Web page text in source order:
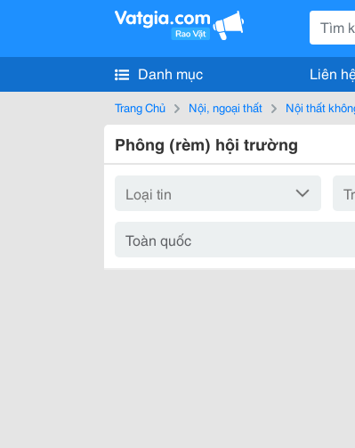
Danh mục Liên
Trang Chủ Nội, ngoại thất Nội thất
Phông (rèm) hội trường